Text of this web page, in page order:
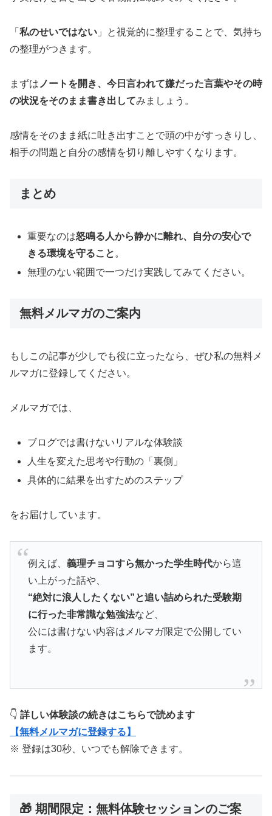
「 私のせいではない 」と視覚的に整理することで、気持ち
の整理がつきます。
まずは ノートを開き、今日言われて嫌だった言葉やその時
の状況をそのまま書き出してみましょう。
感情をそのまま紙に吐き出すことで頭の中がすっきりし、
相手の問題と自分の感情を切り離しやすくなります。
まとめ
重要なのは怒鳴る人から静かに離れ、自分の安心で
きる環境を守ること 。
無理のない範囲で一つだけ実践してみてください。
無料メルマガのご案内
もしこの記事が少しでも役に立ったなら、ぜひ私の無料メ
ルマガに登録してください。
メルマガでは、
ブログでは書けないリアルな体験談
人生を変えた思考や行動の「裏側」
具体的に結果を出すためのステップ
をお届けしています。
例えば、 義理チョコすら無かった学生時代から這
い上がった話や、
“絶対に浪人したくない”と追い詰められた受験期
に行った非常識な勉強法など、
公には書けない内容はメルマガ限定で公開してい
ます。
👇 詳しい体験談の続きはこちらで読めます
【無料メルマガに登録する】
※ 登録は30秒、いつでも解除できます。
🎁 期間限定：無料体験セッションのご案